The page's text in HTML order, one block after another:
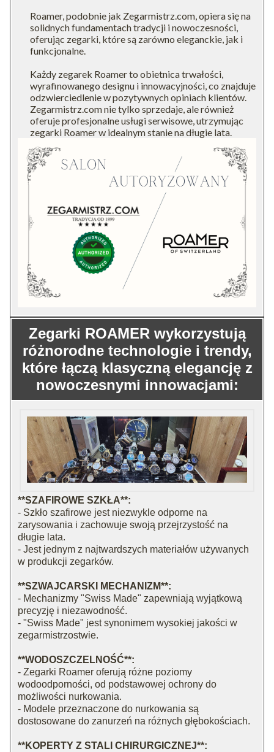
Roamer, podobnie jak Zegarmistrz.com, opiera się na
solidnych fundamentach tradycji i nowoczesności,
oferując zegarki, które są zarówno eleganckie, jak i
funkcjonalne.
Każdy zegarek Roamer to obietnica trwałości,
wyrafinowanego designu i innowacyjności, co znajduje
odzwierciedlenie w pozytywnych opiniach klientów.
Zegarmistrz.com nie tylko sprzedaje, ale również
oferuje profesjonalne usługi serwisowe, utrzymując
zegarki Roamer w idealnym stanie na długie lata.
Zegarki ROAMER wykorzystują
różnorodne technologie i trendy,
które łączą klasyczną elegancję z
nowoczesnymi innowacjami:
**SZAFIROWE SZKŁA**:
- Szkło szafirowe jest niezwykle odporne na
zarysowania i zachowuje swoją przejrzystość na
długie lata.
- Jest jednym z najtwardszych materiałów używanych
w produkcji zegarków.
**SZWAJCARSKI MECHANIZM**:
- Mechanizmy "Swiss Made" zapewniają wyjątkową
precyzję i niezawodność.
- "Swiss Made" jest synonimem wysokiej jakości w
zegarmistrzostwie.
**WODOSZCZELNOŚĆ**:
- Zegarki Roamer oferują różne poziomy
wodoodporności, od podstawowej ochrony do
możliwości nurkowania.
- Modele przeznaczone do nurkowania są
dostosowane do zanurzeń na różnych głębokościach.
**KOPERTY Z STALI CHIRURGICZNEJ**: